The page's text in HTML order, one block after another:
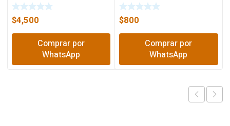
$4,500
Comprar por
WhatsApp
$800
Comprar por
WhatsApp